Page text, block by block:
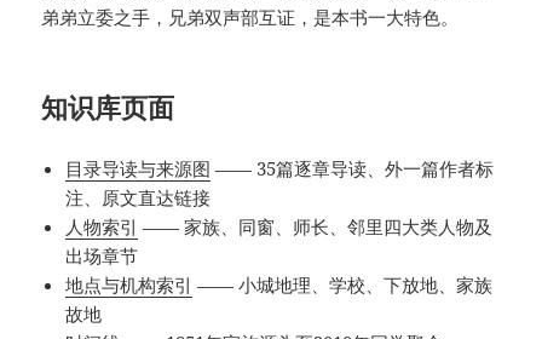
弟弟立委之手，兄弟双声部互证，是本书一大特色。
知识库页面
目录导读与来源图 —— 35篇逐章导读、外一篇作者标
注、原文直达链接
人物索引 —— 家族、同窗、师长、邻里四大类人物及
出场章节
地点与机构索引 —— 小城地理、学校、下放地、家族
故地